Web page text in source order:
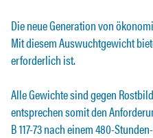
Die neue Generation von
Mit diesem Auswuchtgewicht
erforderlich ist.
Alle Gewichte sind gegen
entsprechen somit den
B 117-73 nach einem 480-